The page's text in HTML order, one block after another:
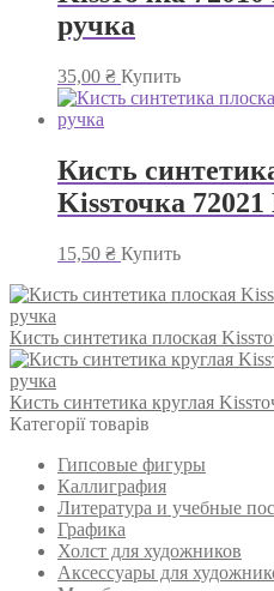
ручка
35,00 ₴ Купить
Кисть
Kissточка
15,50 ₴ Купить
Кисть синтетика плоская
Кисть синтетика круглая
Категорії товарів
Гипсовые фигуры
Каллиграфия
Литература и учебные
Графика
Холст для художников
Аксессуары для